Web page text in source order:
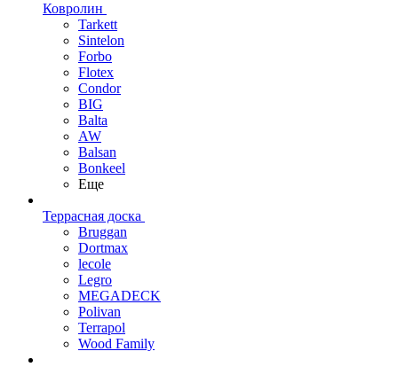
Ковролин
Tarkett
Sintelon
Forbo
Flotex
Condor
BIG
Balta
AW
Balsan
Bonkeel
Еще
Террасная доска
Bruggan
Dortmax
lecole
Legro
MEGADECK
Polivan
Terrapol
Wood Family